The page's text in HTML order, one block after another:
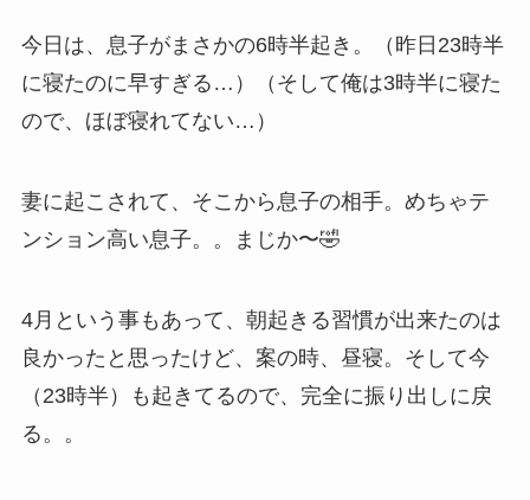
今日は、息子がまさかの6時半起き。（昨日23時半
に寝たのに早すぎる…）（そして俺は3時半に寝た
ので、ほぼ寝れてない…）
妻に起こされて、そこから息子の相手。めちゃテ
ンション高い息子。。まじか〜🤣
4月という事もあって、朝起きる習慣が出来たのは
良かったと思ったけど、案の時、昼寝。そして今
（23時半）も起きてるので、完全に振り出しに戻
る。。